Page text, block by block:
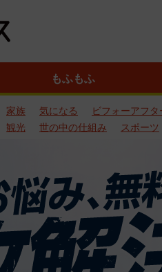
もふもふ
家族 気になる ビフォーアフタ
観光 世の中の仕組み スポーツ